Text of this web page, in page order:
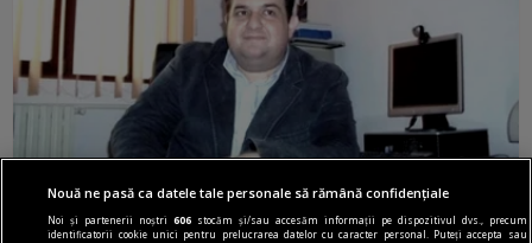
prezentul discontinuu
Nouă ne pasă ca datele tale personale să rămână confidențiale
Noi și partenerii noștri606 stocăm și/sau accesăm informații pe dispozitivul dvs., precum
identificatorii cookie unici pentru prelucrarea datelor cu caracter personal. Puteți accepta sau